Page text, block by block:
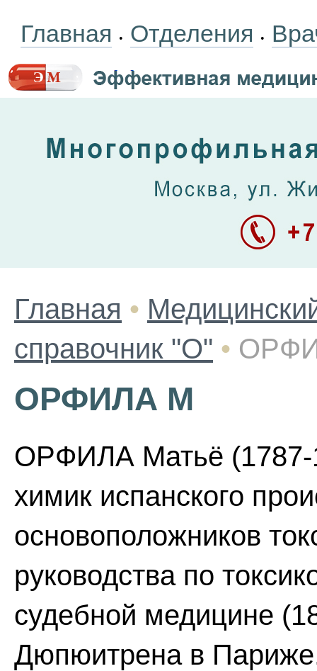
Главная • Отделения •
Главная •
справочник "О" •
ОРФИЛА М
ОРФИЛА Матьё (1787-
химик испанского
основоположников
руководства по
судебной медицине
Дюпюитрена в